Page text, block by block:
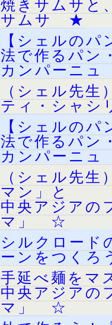
焼きサムサと
サムサ ★
【シェルの
法で作るパン
カンパーニ
（シェル先
ティ・シャ
【シェルの
法で作るパン
カンパーニ
（シェル先
マン」と
中央アジアの
マ」 ☆
シルクロー
ーンをつく
手延べ麺をマ
中央アジアの
マ」 ☆